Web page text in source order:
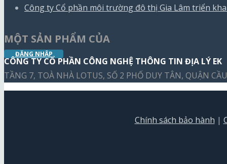
ĐĂNG NHẬP
Công ty Cổ phần môi trường đô thị Gia Lâm triển
MỘT SẢN PHẨM CỦA
CÔNG TY CỔ PHẦN CÔNG NGHỆ THÔNG TIN ĐỊA LÝ EK
TẦNG 7, TOÀ NHÀ LOTUS, SỐ 2 PHỐ DUY TÂN, QUẬN
Chính sách bảo hành |